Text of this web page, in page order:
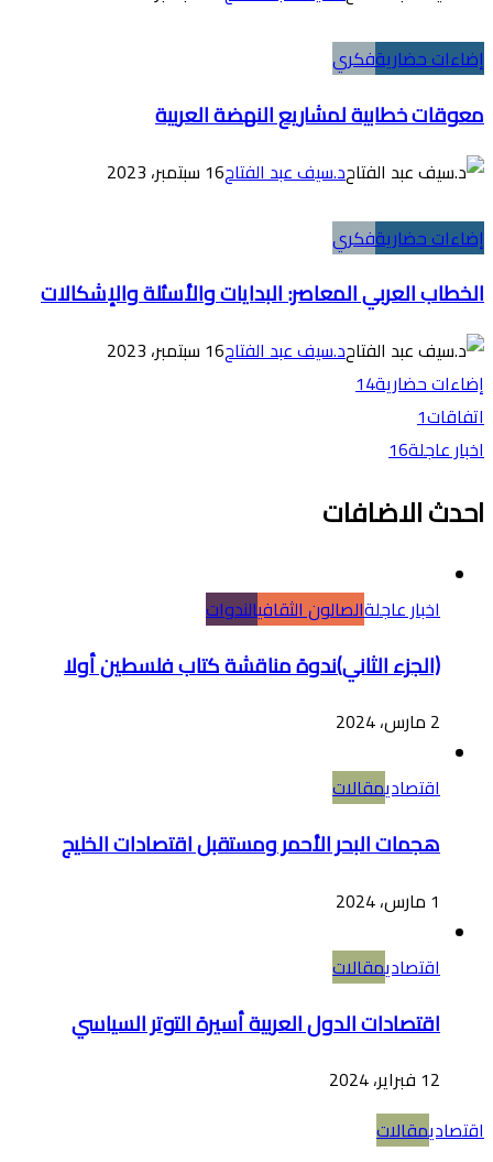
إضاءات حضاريةفكري
معوقات خطابية لمشاريع النهضة العربية
د.سيف عبد الفتاح16 سبتمبر، 2023
إضاءات حضاريةفكري
الخطاب العربي المعاصر: البدايات والأسئلة والإشكالات
د.سيف عبد الفتاح16 سبتمبر، 2023
إضاءات حضارية14
اتفاقات1
اخبار عاجلة16
احدث الاضافات
اخبار عاجلةالصالون الثقافيالندوات
(الجزء الثاني)ندوة مناقشة كتاب فلسطين أولا
2 مارس، 2024
اقتصاديمقالات
هجمات البحر الأحمر ومستقبل اقتصادات الخليج
1 مارس، 2024
اقتصاديمقالات
اقتصادات الدول العربية أسيرة التوتر السياسي
12 فبراير، 2024
اقتصاديمقالات